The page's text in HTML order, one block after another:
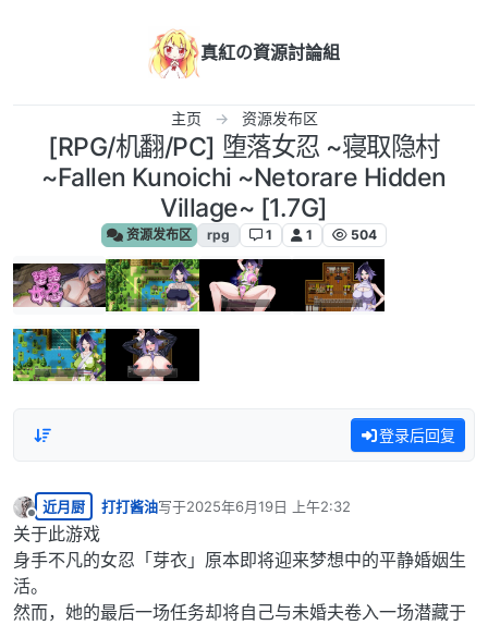
真紅の資源討論組
主页 资源发布区
[RPG/机翻/PC] 堕落女忍 ~寝取隐村
~Fallen Kunoichi ~Netorare Hidden
Village~ [1.7G]
资源发布区 rpg 1 1 504
登录后回复
离线
近月厨 打打酱油写于2025年6月19日 上午2:32
最后由 编辑
关于此游戏
身手不凡的女忍「芽衣」原本即将迎来梦想中的平静婚姻生
活。
然而，她的最后一场任务却将自己与未婚夫卷入一场潜藏于